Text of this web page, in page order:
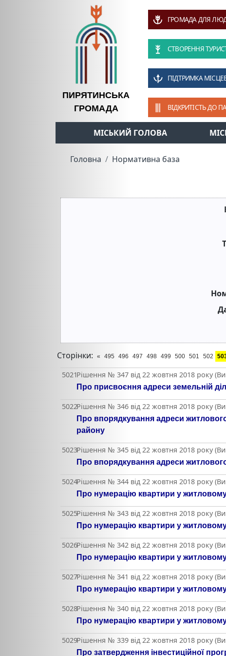
ПИРЯТИНСЬКА
ГРОМАДА
ГРОМАДА ДЛЯ
СТВОРЕННЯ
ПІДТРИМКА
ВІДКРИТІСТЬ ДО
МІСЬКИЙ ГОЛОВА
Головна Нормативна база
Сторінки: « 495 496 497 498 499 500 501 502
5021Рішення № 347 від 22 жовтня 2018 року
Про присвоєння адреси земельній
5022Рішення № 346 від 22 жовтня 2018 року
Про впорядкування адреси
району
5023Рішення № 345 від 22 жовтня 2018 року
Про впорядкування адреси
5024Рішення № 344 від 22 жовтня 2018 року
Про нумерацію квартири у
5025Рішення № 343 від 22 жовтня 2018 року
Про нумерацію квартири у
5026Рішення № 342 від 22 жовтня 2018 року
Про нумерацію квартири у
5027Рішення № 341 від 22 жовтня 2018 року
Про нумерацію квартири у
5028Рішення № 340 від 22 жовтня 2018 року
Про нумерацію квартири у
5029Рішення № 339 від 22 жовтня 2018 року
Про затвердження інвестиційної